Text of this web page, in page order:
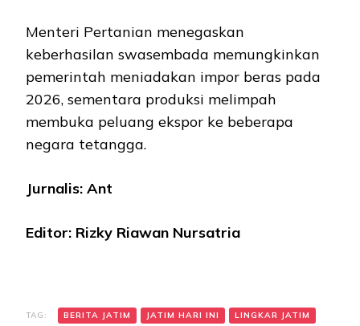
Menteri Pertanian menegaskan
keberhasilan swasembada memungkinkan
pemerintah meniadakan impor beras pada
2026, sementara produksi melimpah
membuka peluang ekspor ke beberapa
negara tetangga.
Jurnalis: Ant
Editor: Rizky Riawan Nursatria
TAG: BERITA JATIM JATIM HARI INI LINGKAR JATIM